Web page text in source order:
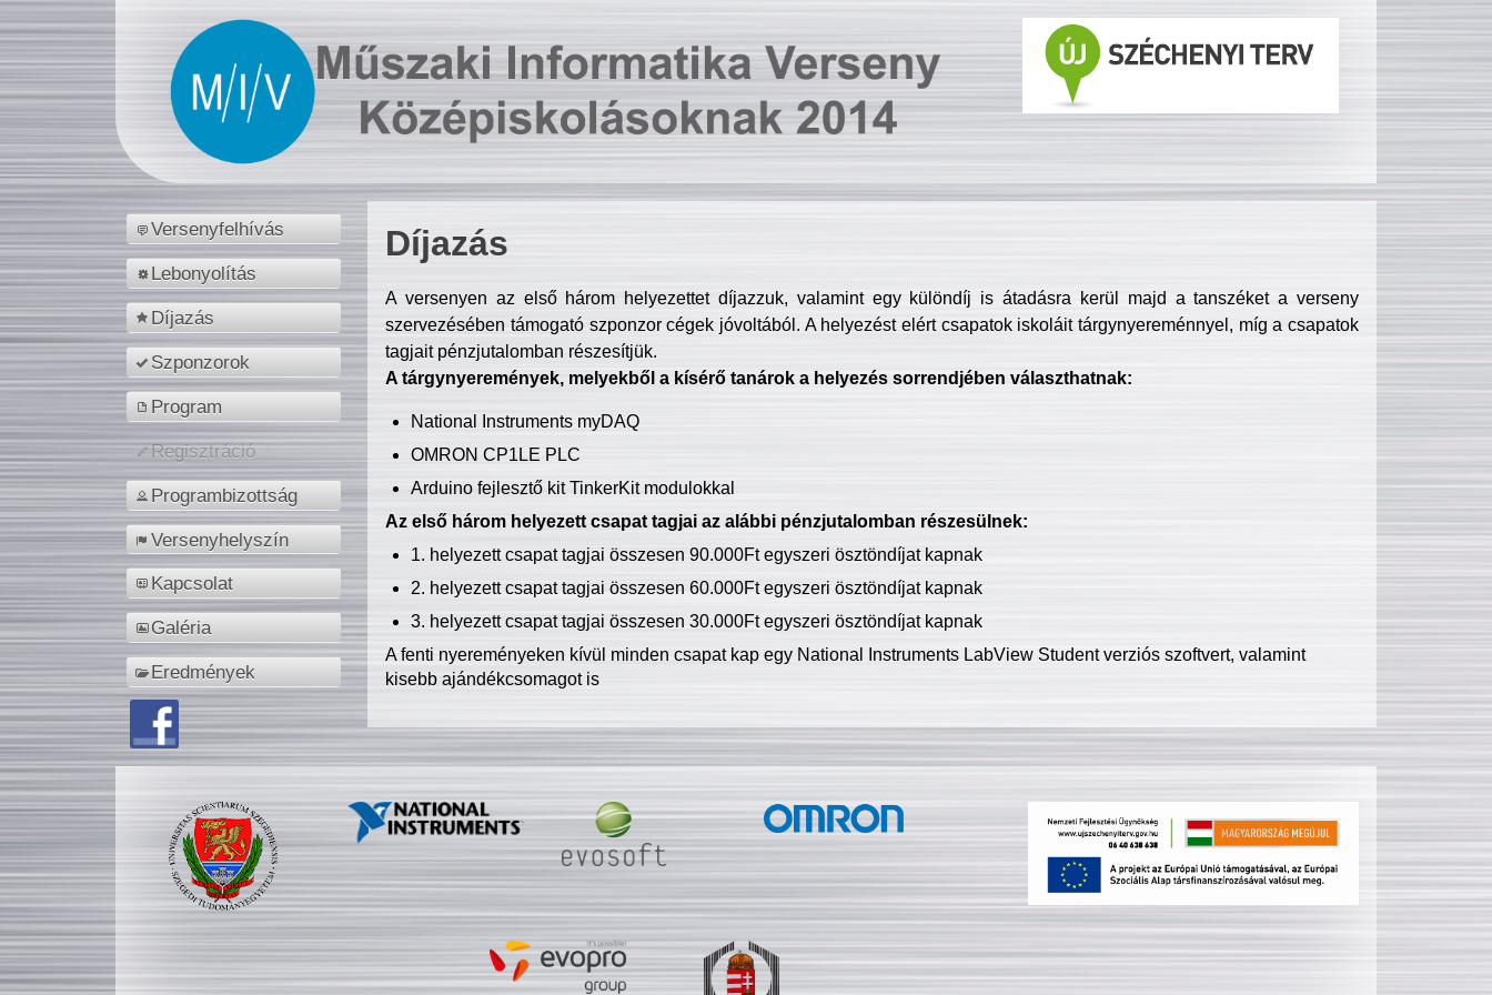
Versenyfelhívás
Lebonyolítás
Díjazás
Szponzorok
Program
Regisztráció
Programbizottság
Versenyhelyszín
Kapcsolat
Galéria
Eredmények
Díjazás
A versenyen az első három helyezettet díjazzuk, valamint egy különdíj is átadásra kerül majd a tanszéket a verseny
szervezésében támogató szponzor cégek jóvoltából. A helyezést elért csapatok iskoláit tárgynyereménnyel, míg a csapatok
tagjait pénzjutalomban részesítjük.
A tárgynyeremények, melyekből a kísérő tanárok a helyezés sorrendjében választhatnak:
National Instruments myDAQ
OMRON CP1LE PLC
Arduino fejlesztő kit TinkerKit modulokkal
Az első három helyezett csapat tagjai az alábbi pénzjutalomban részesülnek:
1. helyezett csapat tagjai összesen 90.000Ft egyszeri ösztöndíjat kapnak
2. helyezett csapat tagjai összesen 60.000Ft egyszeri ösztöndíjat kapnak
3. helyezett csapat tagjai összesen 30.000Ft egyszeri ösztöndíjat kapnak
A fenti nyereményeken kívül minden csapat kap egy National Instruments LabView Student verziós szoftvert, valamint
kisebb ajándékcsomagot is